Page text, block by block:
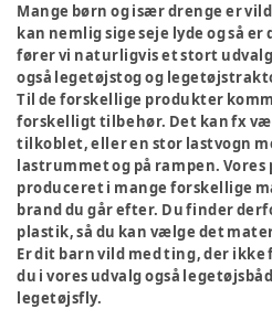
Mange børn og især drenge er
kan nemlig sige seje lyde og så
fører vi naturligvis et stort
også legetøjstog og
Til de forskellige produkter
forskelligt tilbehør. Det kan fx
tilkoblet, eller en stor lastvogn
lastrummet og på rampen.
produceret i mange forskellige
brand du går efter. Du finder
plastik, så du kan vælge det
Er dit barn vild med ting, der
du i vores udvalg også
legetøjsfly.